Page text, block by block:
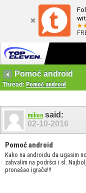
Pomoć android
Thread: Pomoć android
milion said:
02-10-2016
Pomoć android
Kako na androidu da ugasim
zahvalim na podršci i sl.
pronašao igrače!!!